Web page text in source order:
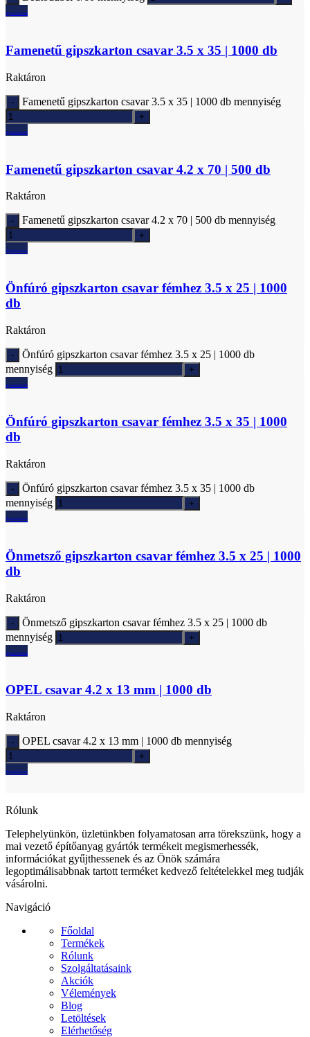
Ajánlatkérés
Famenetű gipszkarton csavar 3.5 x 35 | 1000 db
Raktáron
Famenetű gipszkarton csavar 3.5 x 35 | 1000 db mennyiség
Ajánlatkérés
Famenetű gipszkarton csavar 4.2 x 70 | 500 db
Raktáron
Famenetű gipszkarton csavar 4.2 x 70 | 500 db mennyiség
Ajánlatkérés
Önfúró gipszkarton csavar fémhez 3.5 x 25 | 1000
db
Raktáron
Önfúró gipszkarton csavar fémhez 3.5 x 25 | 1000 db
mennyiség
Ajánlatkérés
Önfúró gipszkarton csavar fémhez 3.5 x 35 | 1000
db
Raktáron
Önfúró gipszkarton csavar fémhez 3.5 x 35 | 1000 db
mennyiség
Ajánlatkérés
Önmetsző gipszkarton csavar fémhez 3.5 x 25 | 1000
db
Raktáron
Önmetsző gipszkarton csavar fémhez 3.5 x 25 | 1000 db
mennyiség
Ajánlatkérés
OPEL csavar 4.2 x 13 mm | 1000 db
Raktáron
OPEL csavar 4.2 x 13 mm | 1000 db mennyiség
Ajánlatkérés
Rólunk
Telephelyünkön, üzletünkben folyamatosan arra törekszünk, hogy a
mai vezető építőanyag gyártók termékeit megismerhessék,
információkat gyűjthessenek és az Önök számára
legoptimálisabbnak tartott terméket kedvező feltételekkel meg tudják
vásárolni.
Navigáció
Főoldal
Termékek
Rólunk
Szolgáltatásaink
Akciók
Vélemények
Blog
Letöltések
Elérhetőség